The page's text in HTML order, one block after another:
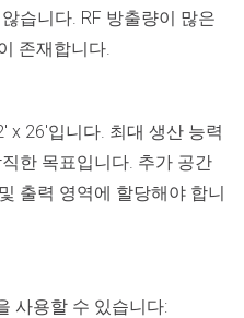
습니다. RF 방출량이 많은
존재합니다.
x 26'입니다. 최대 생산 능력
한 목표입니다. 추가 공간
출력 영역에 할당해야 합니
사용할 수 있습니다: